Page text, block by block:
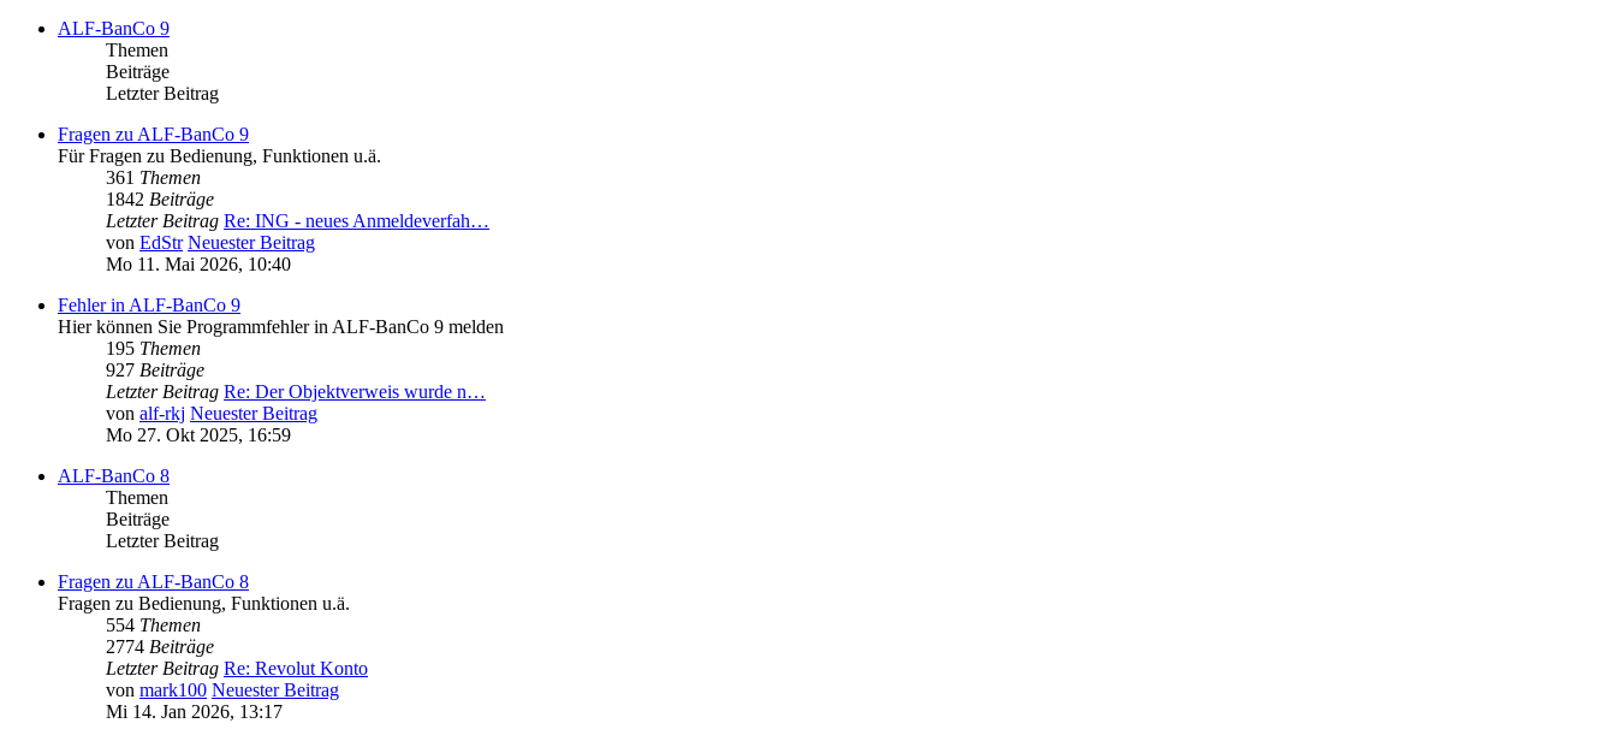
ALF-BanCo 9
Themen
Beiträge
Letzter Beitrag
Fragen zu ALF-BanCo 9
Für Fragen zu Bedienung, Funktionen u.ä.
361 Themen
1842 Beiträge
Letzter Beitrag Re: ING - neues Anmeldeverfah…
von EdStr Neuester Beitrag
Mo 11. Mai 2026, 10:40
Fehler in ALF-BanCo 9
Hier können Sie Programmfehler in ALF-BanCo 9 melden
195 Themen
927 Beiträge
Letzter Beitrag Re: Der Objektverweis wurde n…
von alf-rkj Neuester Beitrag
Mo 27. Okt 2025, 16:59
ALF-BanCo 8
Themen
Beiträge
Letzter Beitrag
Fragen zu ALF-BanCo 8
Fragen zu Bedienung, Funktionen u.ä.
554 Themen
2774 Beiträge
Letzter Beitrag Re: Revolut Konto
von mark100 Neuester Beitrag
Mi 14. Jan 2026, 13:17